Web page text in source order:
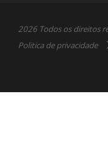
2026 Todos os direitos
Politica de privacidade